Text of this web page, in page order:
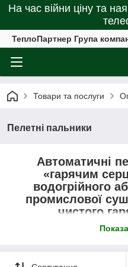
На час війни ціну та
ТеплоПартнер Група
Товари та послуги
Пелетні пальники
Автоматичні
«гарячим
водогрійного
промислової
чистого
максимально